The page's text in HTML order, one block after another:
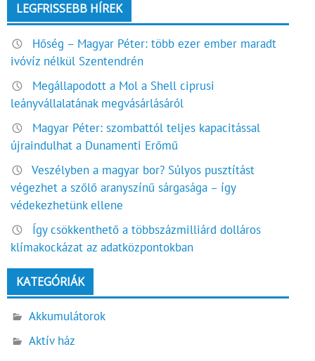
LEGFRISSEBB HÍREK
Hőség – Magyar Péter: több ezer ember maradt
ivóvíz nélkül Szentendrén
Megállapodott a Mol a Shell ciprusi
leányvállalatának megvásárlásáról
Magyar Péter: szombattól teljes kapacitással
újraindulhat a Dunamenti Erőmű
Veszélyben a magyar bor? Súlyos pusztítást
végezhet a szőlő aranyszínű sárgasága – így
védekezhetünk ellene
Így csökkenthető a többszázmilliárd dolláros
klímakockázat az adatközpontokban
KATEGÓRIÁK
Akkumulátorok
Aktív ház